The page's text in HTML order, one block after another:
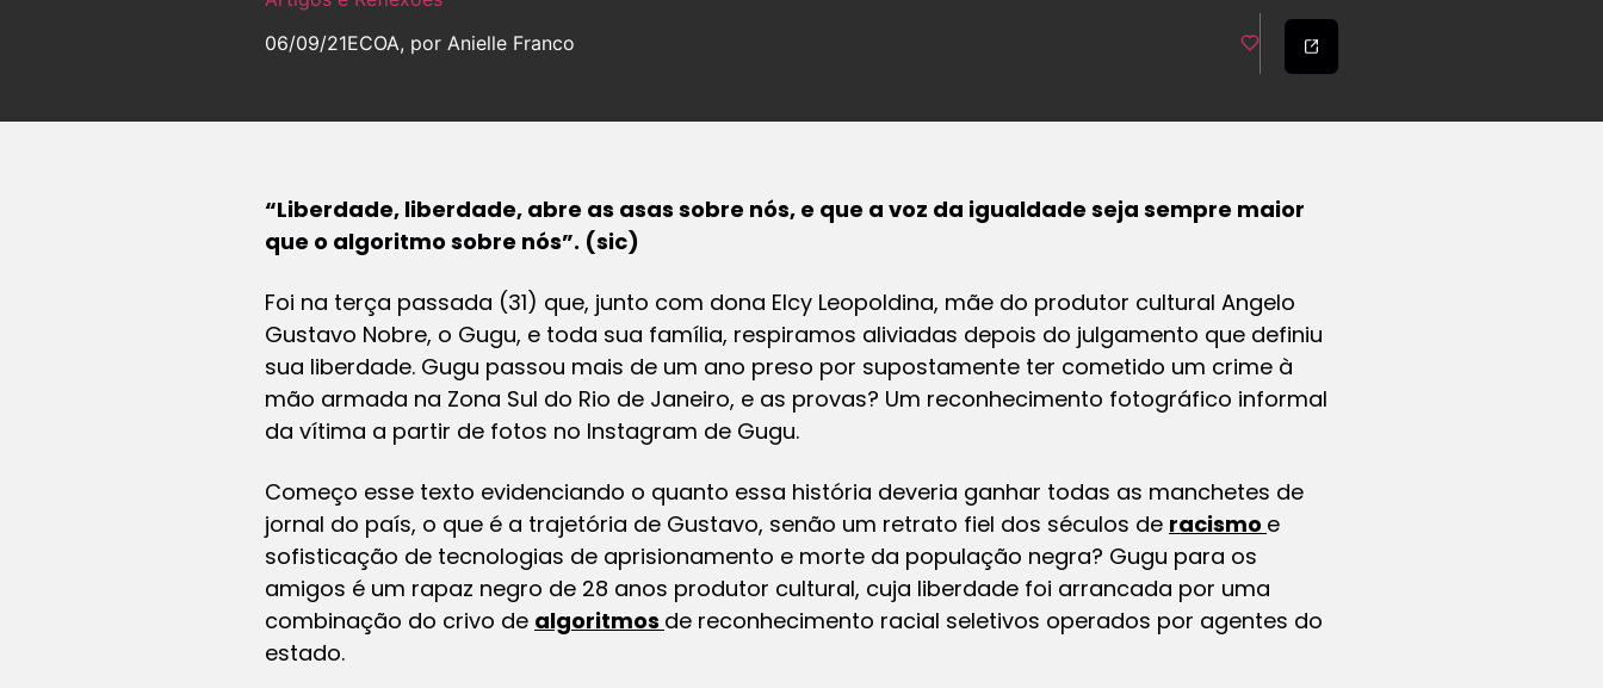
06/09/21ECOA, por Anielle Franco
“Liberdade, liberdade, abre as asas sobre nós, e que a voz da igualdade seja sempre maior
que o algoritmo sobre nós”. (sic)
Foi na terça passada (31) que, junto com dona Elcy Leopoldina, mãe do produtor cultural Angelo
Gustavo Nobre, o Gugu, e toda sua família, respiramos aliviadas depois do julgamento que definiu
sua liberdade. Gugu passou mais de um ano preso por supostamente ter cometido um crime à
mão armada na Zona Sul do Rio de Janeiro, e as provas? Um reconhecimento fotográfico informal
da vítima a partir de fotos no Instagram de Gugu.
Começo esse texto evidenciando o quanto essa história deveria ganhar todas as manchetes de
jornal do país, o que é a trajetória de Gustavo, senão um retrato fiel dos séculos de racismo e
sofisticação de tecnologias de aprisionamento e morte da população negra? Gugu para os
amigos é um rapaz negro de 28 anos produtor cultural, cuja liberdade foi arrancada por uma
combinação do crivo de algoritmos de reconhecimento racial seletivos operados por agentes do
estado.